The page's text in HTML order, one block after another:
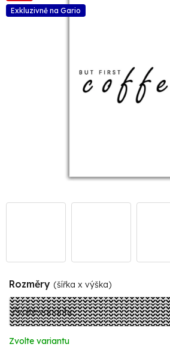
Exkluzivně na Gario
Rozměry (šířka x výška)
Zvolte variantu